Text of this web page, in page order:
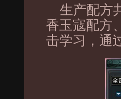
生产配方
香玉寇配方
击学习，通